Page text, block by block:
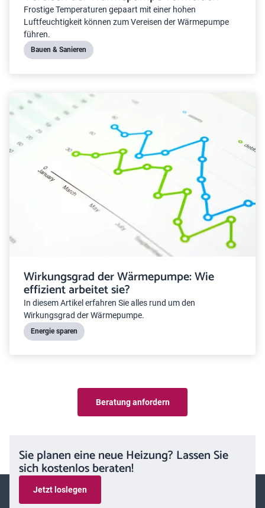
Frostige Temperaturen gepaart mit einer hohen
Luftfeuchtigkeit können zum Vereisen der Wärmepumpe
führen.
Bauen & Sanieren
Wirkungsgrad der Wärmepumpe: Wie
effizient arbeitet sie?
In diesem Artikel erfahren Sie alles rund um den
Wirkungsgrad der Wärmepumpe.
Energie sparen
Beratung anfordern
Sie planen eine neue Heizung? Lassen Sie
sich kostenlos beraten!
Jetzt loslegen